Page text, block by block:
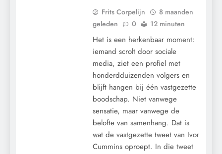
De ochtend dat alles kantelde: hoe een
inval van een DSI-team twee levens
Frits Corpelijn
8 maanden
geleden
0 12 minuten
Het is een herkenbaar moment:
iemand scrolt door sociale
media, ziet een profiel met
honderdduizenden volgers en
blijft hangen bij één vastgezette
boodschap. Niet vanwege
sensatie, maar vanwege de
belofte van samenhang. Dat is
wat de vastgezette tweet van Ivor
Cummins oproept. In die tweet